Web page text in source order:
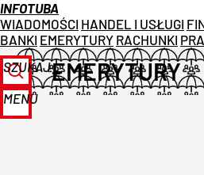
INFOTUBA
WIADOMOŚCI HANDEL I USŁUGI
BANKI EMERYTURY RACHUNKI
SZUKAJ
MENU
EMERYTURY